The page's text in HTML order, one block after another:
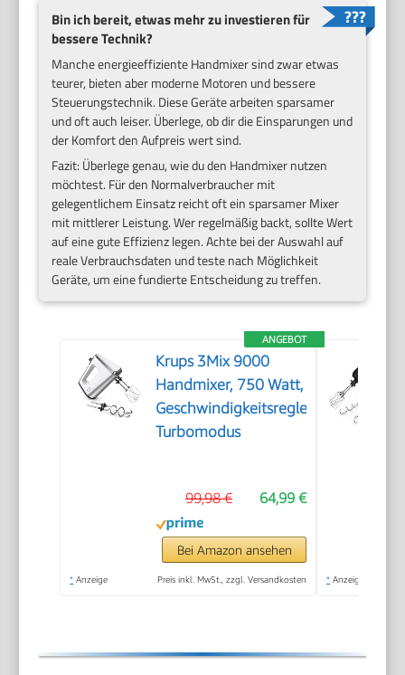
Bin ich bereit, etwas mehr zu investieren für
bessere Technik?
Manche energieeffiziente Handmixer sind zwar etwas
teurer, bieten aber moderne Motoren und bessere
Steuerungstechnik. Diese Geräte arbeiten sparsamer
und oft auch leiser. Überlege, ob dir die Einsparungen und
der Komfort den Aufpreis wert sind.
Fazit: Überlege genau, wie du den Handmixer nutzen
möchtest. Für den Normalverbraucher mit
gelegentlichem Einsatz reicht oft ein sparsamer Mixer
mit mittlerer Leistung. Wer regelmäßig backt, sollte Wert
auf eine gute Effizienz legen. Achte bei der Auswahl auf
reale Verbrauchsdaten und teste nach Möglichkeit
Geräte, um eine fundierte Entscheidung zu treffen.
ANGEBOT
Krups 3Mix 9000
Handmixer, 750 Watt,
Geschwindigkeitsregler,
Turbomodus
64,99 €
99,98 €
Bei Amazon ansehen
* Anzeige Preis inkl. MwSt., zzgl. Versandkosten * Anzeige